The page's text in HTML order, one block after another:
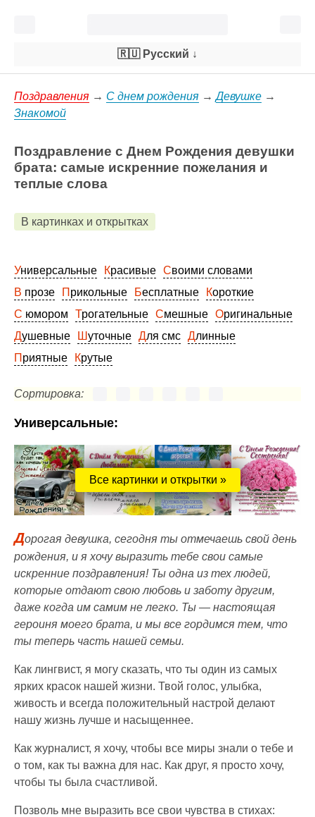
🇷🇺 Русский ↓
Поздравления → С днем рождения →Девушке →
Знакомой
Поздравление с Днем Рождения девушки
брата: самые искренние пожелания и
теплые слова
В картинках и открытках
Универсальные Красивые
Своими словами
В прозе
Прикольные Бесплатные
Короткие
С юмором
Трогательные Смешные
Оригинальные
Душевные
Шуточные Для смс
Длинные
Приятные
Крутые
Сортировка:
Универсальные:
Все картинки и открытки »
Дорогая девушка, сегодня ты отмечаешь свой день
рождения, и я хочу выразить тебе свои самые
искренние поздравления! Ты одна из тех людей,
которые отдают свою любовь и заботу другим,
даже когда им самим не легко. Ты — настоящая
героиня моего брата, и мы все гордимся тем, что
ты теперь часть нашей семьи.
Как лингвист, я могу сказать, что ты один из самых
ярких красок нашей жизни. Твой голос, улыбка,
живость и всегда положительный настрой делают
нашу жизнь лучше и насыщеннее.
Как журналист, я хочу, чтобы все миры знали о тебе и
о том, как ты важна для нас. Как друг, я просто хочу,
чтобы ты была счастливой.
Позволь мне выразить все свои чувства в стихах: